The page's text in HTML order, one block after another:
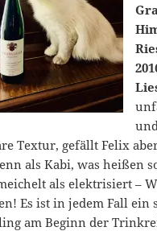
Textur, gefällt Felix
als Kabi, was heißen
als elektrisiert –
Es ist in jedem Fall ein
am Beginn der